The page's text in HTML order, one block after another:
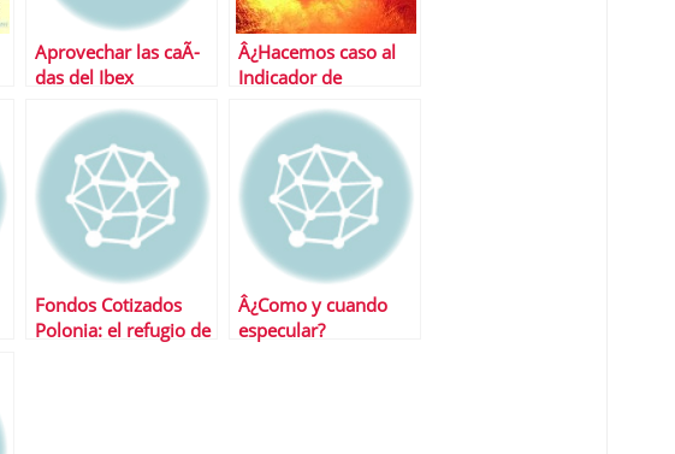
Aprovechar las caÃ­
das del Ibex
Â¿Hacemos caso al
Indicador de
compramos?
Fondos Cotizados
Polonia: el refugio de
Â¿Como y cuando
especular?